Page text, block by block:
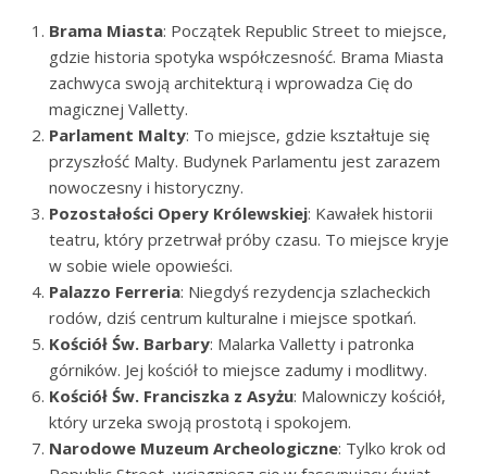
Brama Miasta: Początek Republic Street to miejsce,
gdzie historia spotyka współczesność. Brama Miasta
zachwyca swoją architekturą i wprowadza Cię do
magicznej Valletty.
Parlament Malty: To miejsce, gdzie kształtuje się
przyszłość Malty. Budynek Parlamentu jest zarazem
nowoczesny i historyczny.
Pozostałości Opery Królewskiej: Kawałek historii
teatru, który przetrwał próby czasu. To miejsce kryje
w sobie wiele opowieści.
Palazzo Ferreria: Niegdyś rezydencja szlacheckich
rodów, dziś centrum kulturalne i miejsce spotkań.
Kościół Św. Barbary: Malarka Valletty i patronka
górników. Jej kościół to miejsce zadumy i modlitwy.
Kościół Św. Franciszka z Asyżu: Malowniczy kościół,
który urzeka swoją prostotą i spokojem.
Narodowe Muzeum Archeologiczne: Tylko krok od